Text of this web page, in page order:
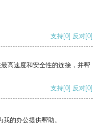
支持[0] 反对[0]
高速度和安全性的连接，并帮
支持[0] 反对[0]
的办公提供帮助。